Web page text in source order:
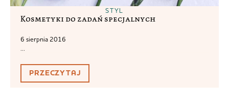
STYL
Kosmetyki do zadań specjalnych
6 sierpnia 2016
...
PRZECZYTAJ